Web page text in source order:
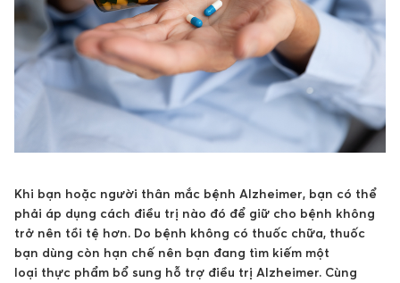
Khi bạn hoặc người thân mắc bệnh Alzheimer, bạn có thể
phải áp dụng cách điều trị nào đó để giữ cho bệnh không
trở nên tồi tệ hơn. Do bệnh không có thuốc chữa, thuốc
bạn dùng còn hạn chế nên bạn đang tìm kiếm một
loại thực phẩm bổ sung hỗ trợ điều trị Alzheimer. Cùng